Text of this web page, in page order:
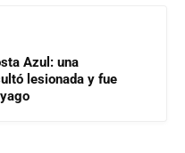
Azul: una
lesionada y fue